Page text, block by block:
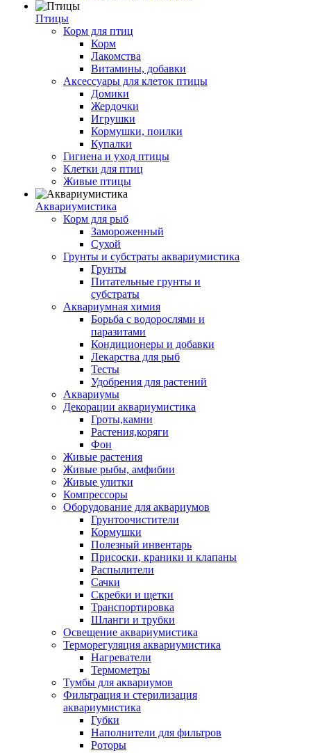
Птицы
Корм для птиц
Корм
Лакомства
Витамины, добавки
Аксессуары для клеток птицы
Домики
Жердочки
Игрушки
Кормушки, поилки
Купалки
Гигиена и уход птицы
Клетки для птиц
Живые птицы
Аквариумистика
Корм для рыб
Замороженный
Сухой
Грунты и субстраты аквариумистика
Грунты
Питательные грунты и
субстраты
Аквариумная химия
Борьба с водорослями и
паразитами
Кондиционеры и добавки
Лекарства для рыб
Тесты
Удобрения для растений
Аквариумы
Декорации аквариумистика
Гроты,камни
Растения,коряги
Фон
Живые растения
Живые рыбы, амфибии
Живые улитки
Компрессоры
Оборудование для аквариумов
Грунтоочистители
Кормушки
Полезный инвентарь
Присоски, краники и клапаны
Распылители
Сачки
Скребки и щетки
Транспортировка
Шланги и трубки
Освещение аквариумистика
Терморегуляция аквариумистика
Нагреватели
Термометры
Тумбы для аквариумов
Фильтрация и стерилизация
аквариумистика
Губки
Наполнители для фильтров
Роторы